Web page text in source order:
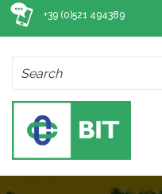
+39 (0)521 494389